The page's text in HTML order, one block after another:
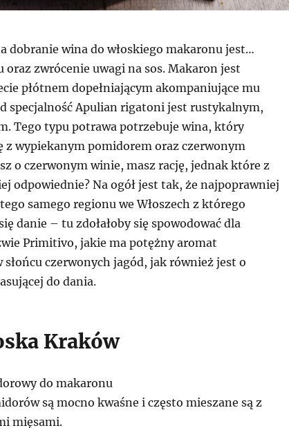
dobranie wina do włoskiego makaronu jest…
oraz zwrócenie uwagi na sos. Makaron jest
płótnem dopełniającym akompaniujące mu
specjalność Apulian rigatoni jest rustykalnym,
Tego typu potrawa potrzebuje wina, który
z wypiekanym pomidorem oraz czerwonym
o czerwonym winie, masz rację, jednak które z
odpowiednie? Na ogół jest tak, że najpoprawniej
samego regionu we Włoszech z którego
danie – tu zdołałoby się spowodować dla
Primitivo, jakie ma potężny aromat
słońcu czerwonych jagód, jak również jest o
do dania.
Kraków
do makaronu
są mocno kwaśne i często mieszane są z
mięsami.